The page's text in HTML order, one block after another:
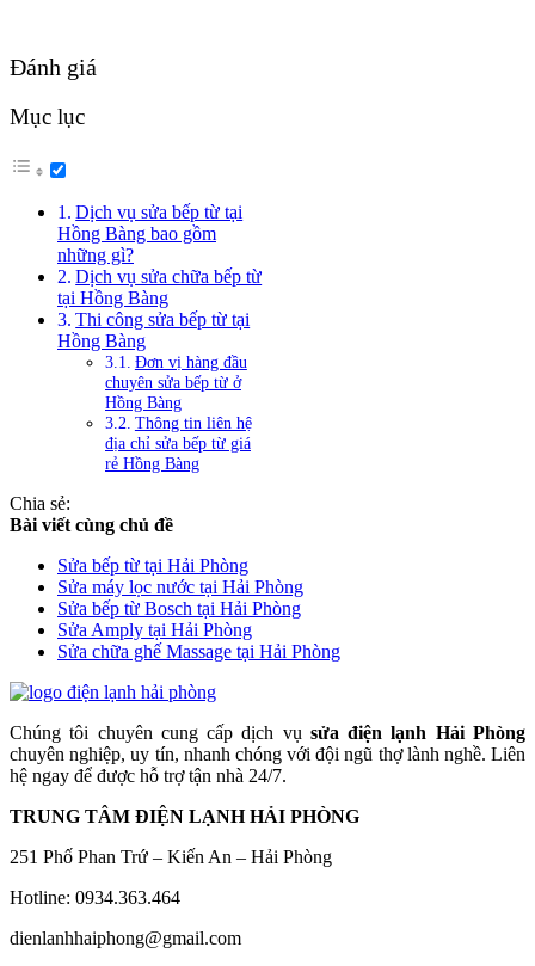
Đánh giá
Mục lục
Dịch vụ sửa bếp từ tại
Hồng Bàng bao gồm
những gì?
Dịch vụ sửa chữa bếp từ
tại Hồng Bàng
Thi công sửa bếp từ tại
Hồng Bàng
Đơn vị hàng đầu
chuyên sửa bếp từ ở
Hồng Bàng
Thông tin liên hệ
địa chỉ sửa bếp từ giá
rẻ Hồng Bàng
Chia sẻ:
Bài viết cùng chủ đề
Sửa bếp từ tại Hải Phòng
Sửa máy lọc nước tại Hải Phòng
Sửa bếp từ Bosch tại Hải Phòng
Sửa Amply tại Hải Phòng
Sửa chữa ghế Massage tại Hải Phòng
Chúng tôi chuyên cung cấp dịch vụ sửa điện lạnh Hải Phòng
chuyên nghiệp, uy tín, nhanh chóng với đội ngũ thợ lành nghề. Liên
hệ ngay để được hỗ trợ tận nhà 24/7.
TRUNG TÂM ĐIỆN LẠNH HẢI PHÒNG
251 Phố Phan Trứ – Kiến An – Hải Phòng
Hotline: 0934.363.464
dienlanhhaiphong@gmail.com